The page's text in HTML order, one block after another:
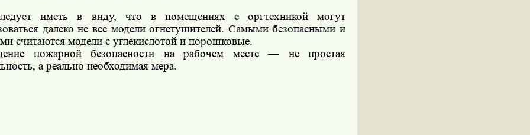
иметь в виду, что в помещениях с оргтехникой могут
далеко не все модели огнетушителей. Самыми безопасными и
считаются модели с углекислотой и порошковые.
пожарной безопасности на рабочем месте — не простая
а реально необходимая мера.